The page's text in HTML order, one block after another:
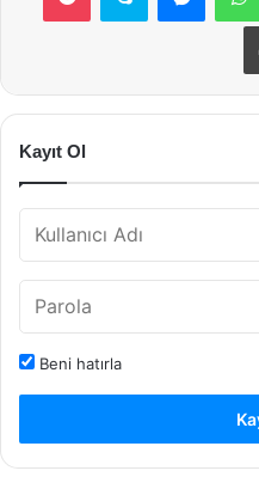
Kayıt Ol
Beni hatırla